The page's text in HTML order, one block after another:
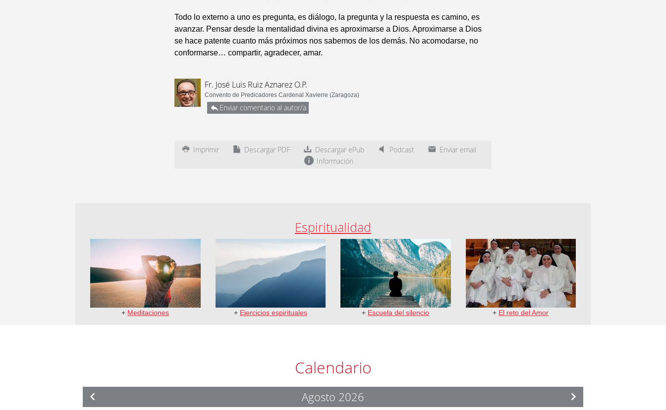
Todo lo externo a uno es pregunta, es diálogo, la pregunta y la respuesta es camino, es
avanzar. Pensar desde la mentalidad divina es aproximarse a Dios. Aproximarse a Dios
se hace patente cuanto más próximos nos sabemos de los demás. No acomodarse, no
conformarse… compartir, agradecer, amar.
Fr. José Luis Ruiz Aznarez O.P.
Convento de Predicadores Cardenal Xavierre (Zaragoza)
Enviar comentario al autor/a
Imprimir Descargar PDF Descargar ePub Podcast
Enviar email
Información
Espiritualidad
+ Meditaciones + Ejercicios espirituales + Escuela del silencio + El reto del Amor
Calendario
Agosto 2026